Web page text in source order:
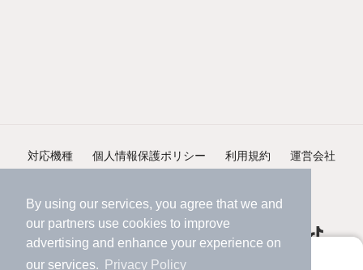
By using our services, you agree that we and
our partners use cookies to improve
advertising and enhance your experience on
our services.
Privacy Policy
アプリに切り替えて、サクサクお部屋探し
対応機種 個人情報保護ポリシー 利用規約 運営会社